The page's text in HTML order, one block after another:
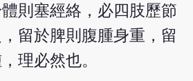
則塞經絡，必四肢歷節
留於脾則腹腫身重，留
理必然也。